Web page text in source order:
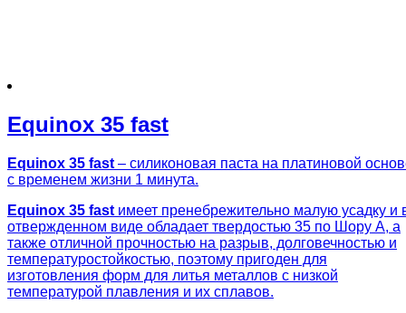
Equinox 35 fast
Equinox 35 fast – силиконовая паста на платиновой
с временем жизни 1 минута.
Equinox 35 fast имеет пренебрежительно малую усадку и
отвержденном виде обладает твердостью 35 по Шору А, а
также отличной прочностью на разрыв, долговечностью и
температуростойкостью, поэтому пригоден для
изготовления форм для литья металлов с низкой
температурой плавления и их сплавов.